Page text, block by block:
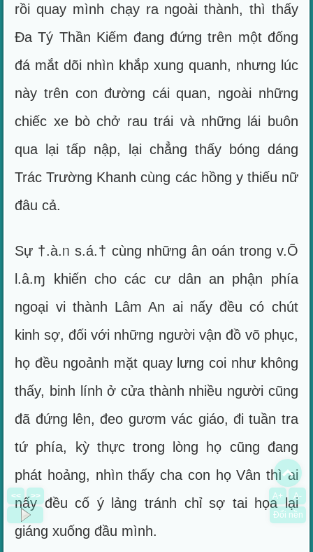
rồi quay mình chạy ra ngoài thành, thì thấy
Đa Tý Thần Kiếm đang đứng trên một đống
đá mắt dõi nhìn khắp xung quanh, nhưng lúc
này trên con đường cái quan, ngoài những
chiếc xe bò chở rau trái và những lái buôn
qua lại tấp nập, lại chẳng thấy bóng dáng
Trác Trường Khanh cùng các hồng y thiếu nữ
đâu cả.
Sự †.à.ᥒ s.á.† cùng những ân oán trong v.Õ
l.â.ɱ khiến cho các cư dân an phận phía
ngoại vi thành Lâm An ai nấy đều có chút
kinh sợ, đối với những người vận đồ võ phục,
họ đều ngoảnh mặt quay lưng coi như không
thấy, binh lính ở cửa thành nhiều người cũng
đã đứng lên, đeo gươm vác giáo, đi tuần tra
tứ phía, kỳ thực trong lòng họ cũng đang
phát hoảng, nhìn thấy cha con họ Vân thì ai
nấy đều cố ý lảng tránh chỉ sợ tai họa lại
giáng xuống đầu mình.
>>
<< A+
A-
Đổi nền